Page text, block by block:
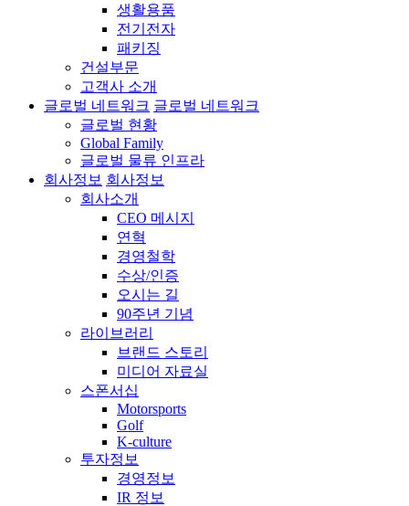
생활용품
전기전자
패키징
건설부문
고객사 소개
글로벌 네트워크 글로벌 네트워크
글로벌 현황
Global Family
글로벌 물류 인프라
회사정보 회사정보
회사소개
CEO 메시지
연혁
경영철학
수상/인증
오시는 길
90주년 기념
라이브러리
브랜드 스토리
미디어 자료실
스폰서십
Motorsports
Golf
K-culture
투자정보
경영정보
IR 정보